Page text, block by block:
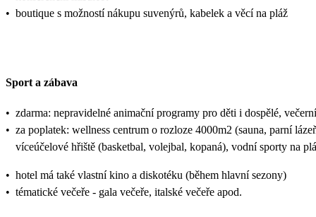
• boutique s možností nákupu suvenýrů, kabelek a věcí na pláž
Sport a zábava
• zdarma: nepravidelné animační programy pro děti i dospělé,
• za poplatek: wellness centrum o rozloze 4000m2 (sauna, parní
víceúčelové hřiště (basketbal, volejbal, kopaná), vodní sporty na
• hotel má také vlastní kino a diskotéku (během hlavní sezony)
• tématické večeře - gala večeře, italské večeře apod.